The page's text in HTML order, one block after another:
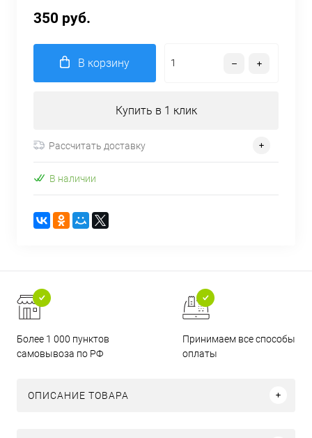
350 руб.
В корзину
Купить в 1 клик
Рассчитать доставку
В наличии
Более 1 000 пунктов
самовывоза по РФ
Принимаем все способы
оплаты
ОПИСАНИЕ ТОВАРА